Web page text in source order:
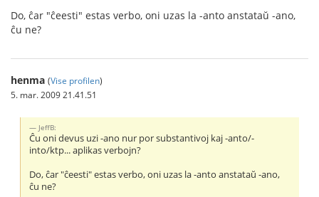
Do, ĉar "ĉeesti" estas verbo, oni uzas la -anto anstataŭ -ano,
ĉu ne?
henma (Vise profilen)
5. mar. 2009 21.41.51
JeffB:
Ĉu oni devus uzi -ano nur por substantivoj kaj -anto/-
into/ktp... aplikas verbojn?
Do, ĉar "ĉeesti" estas verbo, oni uzas la -anto anstataŭ -ano,
ĉu ne?